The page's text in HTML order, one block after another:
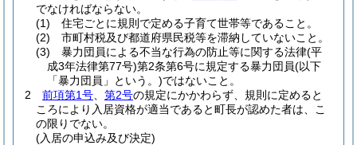
でなければならない。
(1)
住宅ごとに規則で定める子育て世帯等であること。
(2)
市町村税及び都道府県民税等を滞納していないこと。
(3)
暴力団員による不当な行為の防止等に関する法律(平
成3年法律第77号)第2条第6号に規定する暴力団員(以下
「暴力団員」という。)ではないこと。
2
前項第1号 第2号の規定にかかわらず、規則に定めると
ころにより入居資格が適当であると町長が認めた者は、こ
の限りでない。
(入居の申込み及び決定)